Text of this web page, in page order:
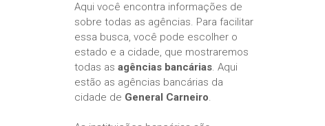
Aqui você encontra informações de
sobre todas as agências. Para facilitar
essa busca, você pode escolher o
estado e a cidade, que mostraremos
todas as agências bancárias. Aqui
estão as agências bancárias da
cidade de General Carneiro.